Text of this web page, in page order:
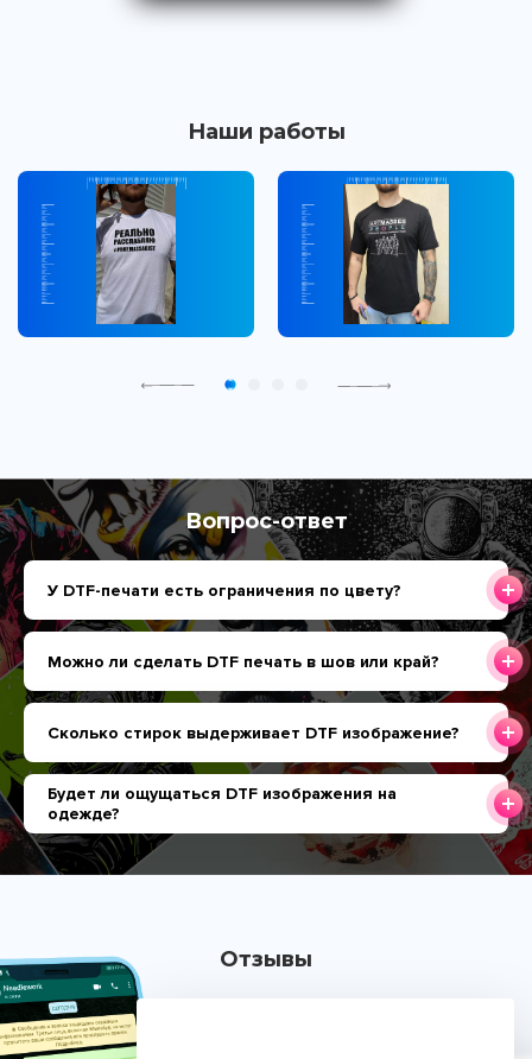
Наши работы
Вопрос-ответ
У DTF-печати есть ограничения по цвету?
Можно ли сделать DTF печать в шов или край?
Сколько стирок выдерживает DTF изображение?
Будет ли ощущаться DTF изображения на
одежде?
Отзывы